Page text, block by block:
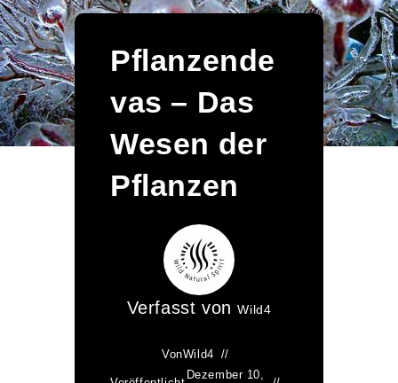
Pflanzende
vas – Das
Wesen der
Pflanzen
Verfasst vonWild4
VonWild4
Dezember 10,